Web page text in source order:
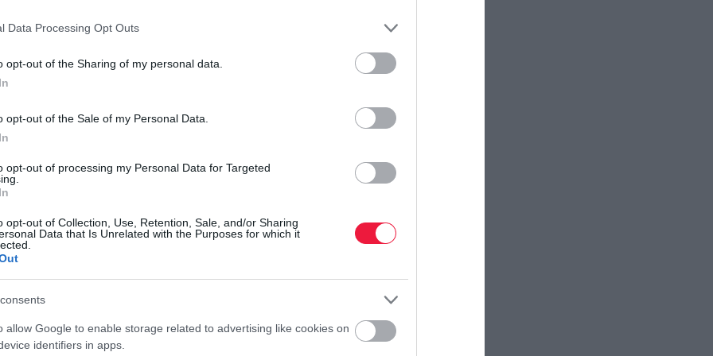
Data Processing Opt Outs
opt-out of the Sharing of my personal data.
opt-out of the Sale of my Personal Data.
opt-out of processing my Personal Data for Targeted
opt-out of Collection, Use, Retention, Sale, and/or Sharing
Data that Is Unrelated with the Purposes for which it
allow Google to enable storage related to advertising like cookies on
identifiers in apps.
rendelhető, amely egy alkalommal teljes egészében
a NEAK egyedi engedélyével további viziteket is
szabad kapacitás.
rutin az egészséges életért
a fül-, orr-, gégészeti és az onkológiai szakrendelést.